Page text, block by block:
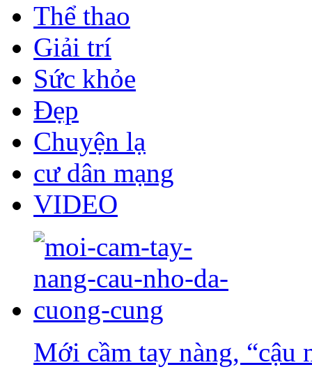
Thể thao
Giải trí
Sức khỏe
Đẹp
Chuyện lạ
cư dân mạng
VIDEO
Mới cầm tay nàng, “cậu